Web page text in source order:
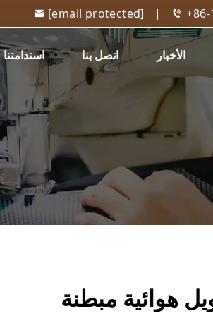
[email protected] |
الأخبار اتصل بنا استدامتنا
هوائية مبطنة